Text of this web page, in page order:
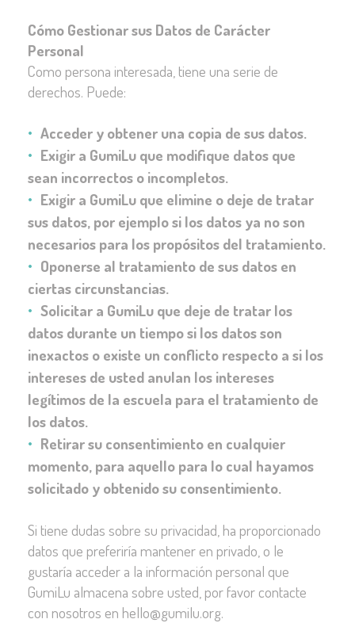
Cómo Gestionar sus Datos de Carácter
Personal
Como persona interesada, tiene una serie de
derechos. Puede:
Acceder y obtener una copia de sus datos.
Exigir a GumiLu que modifique datos que
sean incorrectos o incompletos.
Exigir a GumiLu que elimine o deje de tratar
sus datos, por ejemplo si los datos ya no son
necesarios para los propósitos del tratamiento.
Oponerse al tratamiento de sus datos en
ciertas circunstancias.
Solicitar a GumiLu que deje de tratar los
datos durante un tiempo si los datos son
inexactos o existe un conflicto respecto a si los
intereses de usted anulan los intereses
legítimos de la escuela para el tratamiento de
los datos.
Retirar su consentimiento en cualquier
momento, para aquello para lo cual hayamos
solicitado y obtenido su consentimiento.
Si tiene dudas sobre su privacidad, ha proporcionado
datos que preferiría mantener en privado, o le
gustaría acceder a la información personal que
GumiLu almacena sobre usted, por favor contacte
con nosotros en hello@gumilu.org.